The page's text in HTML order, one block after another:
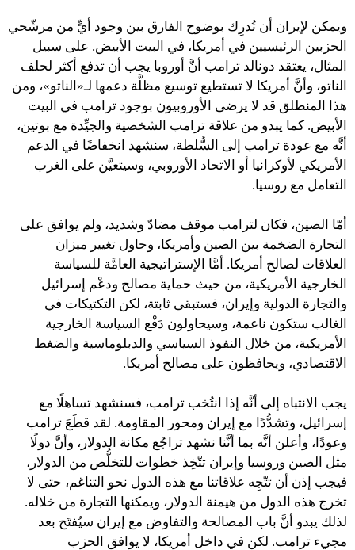
ويمكن لإيران أن تُدرِك بوضوح الفارق بين وجود أيٍّ من مرشّحي
الحزبين الرئيسيين في أمريكا، في البيت الأبيض. على سبيل
المثال، يعتقد دونالد ترامب أنَّ أوروبا يجب أن تدفع أكثر لحلف
الناتو، وأنَّ أمريكا لا تستطيع توسيع مظلَّة دعمها لـ«الناتو»، ومن
هذا المنطلق قد لا يرضى الأوروبيون بوجود ترامب في البيت
الأبيض. كما يبدو من علاقة ترامب الشخصية والجيِّدة مع بوتين،
أنَّه مع عودة ترامب إلى السُّلطة، سنشهد انخفاضًا في الدعم
الأمريكي لأوكرانيا أو الاتحاد الأوروبي، وسيتعيَّن على الغرب
التعامل مع روسيا.
أمّا الصين، فكان لترامب موقف مضادّ وشديد، ولم يوافق على
التجارة الضخمة بين الصين وأمريكا، وحاول تغيير ميزان
العلاقات لصالح أمريكا. أمَّا الإستراتيجية العامَّة للسياسة
الخارجية الأمريكية، من حيث حماية مصالح ودعْم إسرائيل
والتجارة الدولية وإيران، فستبقى ثابتة، لكن التكتيكات في
الغالب ستكون ناعمة، وسيحاولون دَفْع السياسة الخارجية
الأمريكية، من خلال النفوذ السياسي والدبلوماسية والضغط
الاقتصادي، ويحافظون على مصالح أمريكا.
يجب الانتباه إلى أنَّه إذا انتُخب ترامب، فسنشهد تساهلًا مع
إسرائيل، وتشدُّدًا مع إيران ومحور المقاومة. لقد قطَعَ ترامب
وعودًا، وأعلن أنَّه بما أنَّنا نشهد تراجُع مكانة الدولار، وأنَّ دولًا
مثل الصين وروسيا وإيران تتّخِذ خطوات للتخلُّص من الدولار،
فيجب إذن أن تتّجِه علاقاتنا مع هذه الدول نحو التناغم، حتى لا
تخرج هذه الدول من هيمنة الدولار، ويمكنها التجارة من خلاله.
لذلك يبدو أنَّ باب المصالحة والتفاوض مع إيران سيُفتَح بعد
مجيء ترامب. لكن في داخل أمريكا، لا يوافق الحزب